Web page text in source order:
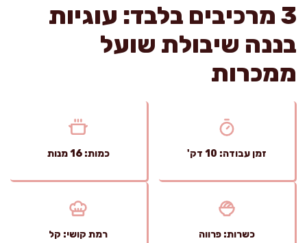
3 מרכיבים בלבד: עוגיות
בננה שיבולת שועל
ממכרות
זמן עבודה: 10 דק' כמות: 16 מנות
כשרות: פרווה רמת קושי: קל